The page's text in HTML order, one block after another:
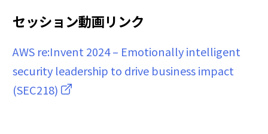
セッション動画リンク
AWS re:Invent 2024 – Emotionally intelligent
security leadership to drive business impact
(SEC218)